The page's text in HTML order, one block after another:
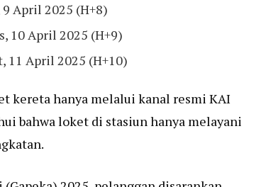
April 2025 (H+8)
10 April 2025 (H+9)
11 April 2025 (H+10)
kereta hanya melalui kanal resmi KAI
bahwa loket di stasiun hanya melayani